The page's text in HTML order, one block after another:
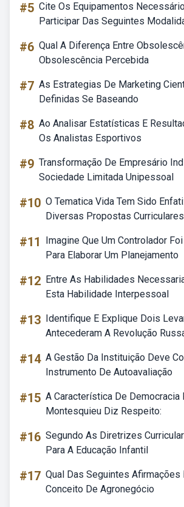
#5 Cite Os Equipamentos
Participar Das Seguintes
#6 Qual A Diferença Entre
Obsolescência Percebida
#7 As Estrategias De Marketing
Definidas Se Baseando
#8 Ao Analisar Estatísticas E
Os Analistas Esportivos
#9 Transformação De Empresário
Sociedade Limitada Unipessoal
#10 O Tematica Vida Tem Sido
Diversas Propostas Curriculares
#11
Imagine Que Um Controlador
Para Elaborar Um Planejamento
#12 Entre As Habilidades
Esta Habilidade Interpessoal
#13 Identifique E Explique Dois
Antecederam A Revolução
#14 A Gestão Da Instituição Deve
Instrumento De Autoavaliação
#15 A Característica De Democracia
Montesquieu Diz Respeito:
#16 Segundo As Diretrizes
Para A Educação Infantil
#17 Qual Das Seguintes Afirmações
Conceito De Agronegócio